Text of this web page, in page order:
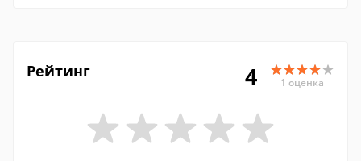
Рейтинг 4 1 оценка